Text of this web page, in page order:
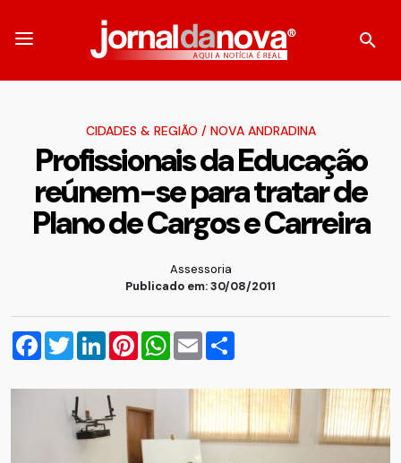
CIDADES & REGIÃO / NOVA ANDRADINA
Profissionais da Educação
reúnem-se para tratar de
Plano de Cargos e Carreira
Assessoria
Publicado em: 30/08/2011
Facebook
TwitterLinkedInPinterestWhatsApp
Email